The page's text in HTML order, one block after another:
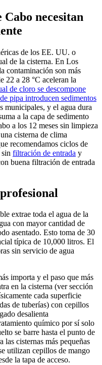
Cabo necesitan
de los EE. UU. o
de la cisterna. En Los
contaminación son más
22 a 28 °C aceleran la
de cloro se descompone
pipa introducen sedimentos
municipales, y el agua dura
a la capa de sedimento
a los 12 meses sin limpieza
cisterna de clima
recomendamos ciclos de
filtración de entrada y
buena filtración de entrada
extrae toda el agua de la
con mayor cantidad de
asentado. Esto toma de 30
típica de 10,000 litros. El
sin servicio de agua
importa y el paso que más
en la cisterna (ver sección
cada superficie
de tuberías) con cepillos
desalienta
químico por sí solo
se barre hasta el punto de
las cisternas más pequeñas
utilizan cepillos de mango
la tapa de acceso.